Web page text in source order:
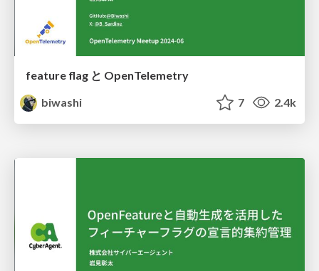
feature flag と OpenTelemetry
biwashi
7 2.4k